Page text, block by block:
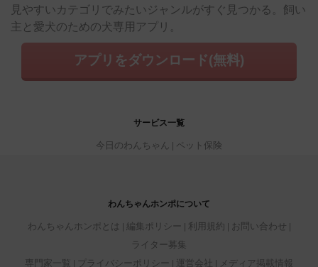
見やすいカテゴリでみたいジャンルがすぐ見つかる。飼い
主と愛犬のための犬専用アプリ。
アプリをダウンロード(無料)
サービス一覧
今日のわんちゃん ペット保険
わんちゃんホンポについて
わんちゃんホンポとは 編集ポリシー 利用規約
お問い合わせ
ライター募集
専門家一覧
プライバシーポリシー 運営会社 メディア掲載情報